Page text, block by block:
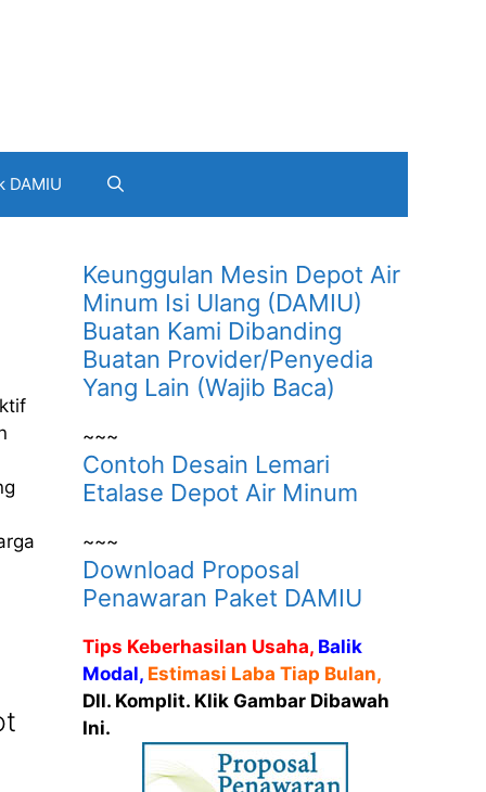
DAMIU
Keunggulan Mesin Depot Air
Minum Isi Ulang (DAMIU)
Buatan Kami Dibanding
Buatan Provider/Penyedia
Yang Lain (Wajib Baca)
~~~
Contoh Desain Lemari
Etalase Depot Air Minum
~~~
Download Proposal
Penawaran Paket DAMIU
Tips Keberhasilan Usaha, Balik
Modal, Estimasi Laba Tiap Bulan,
Dll. Komplit. Klik Gambar Dibawah
Ini.